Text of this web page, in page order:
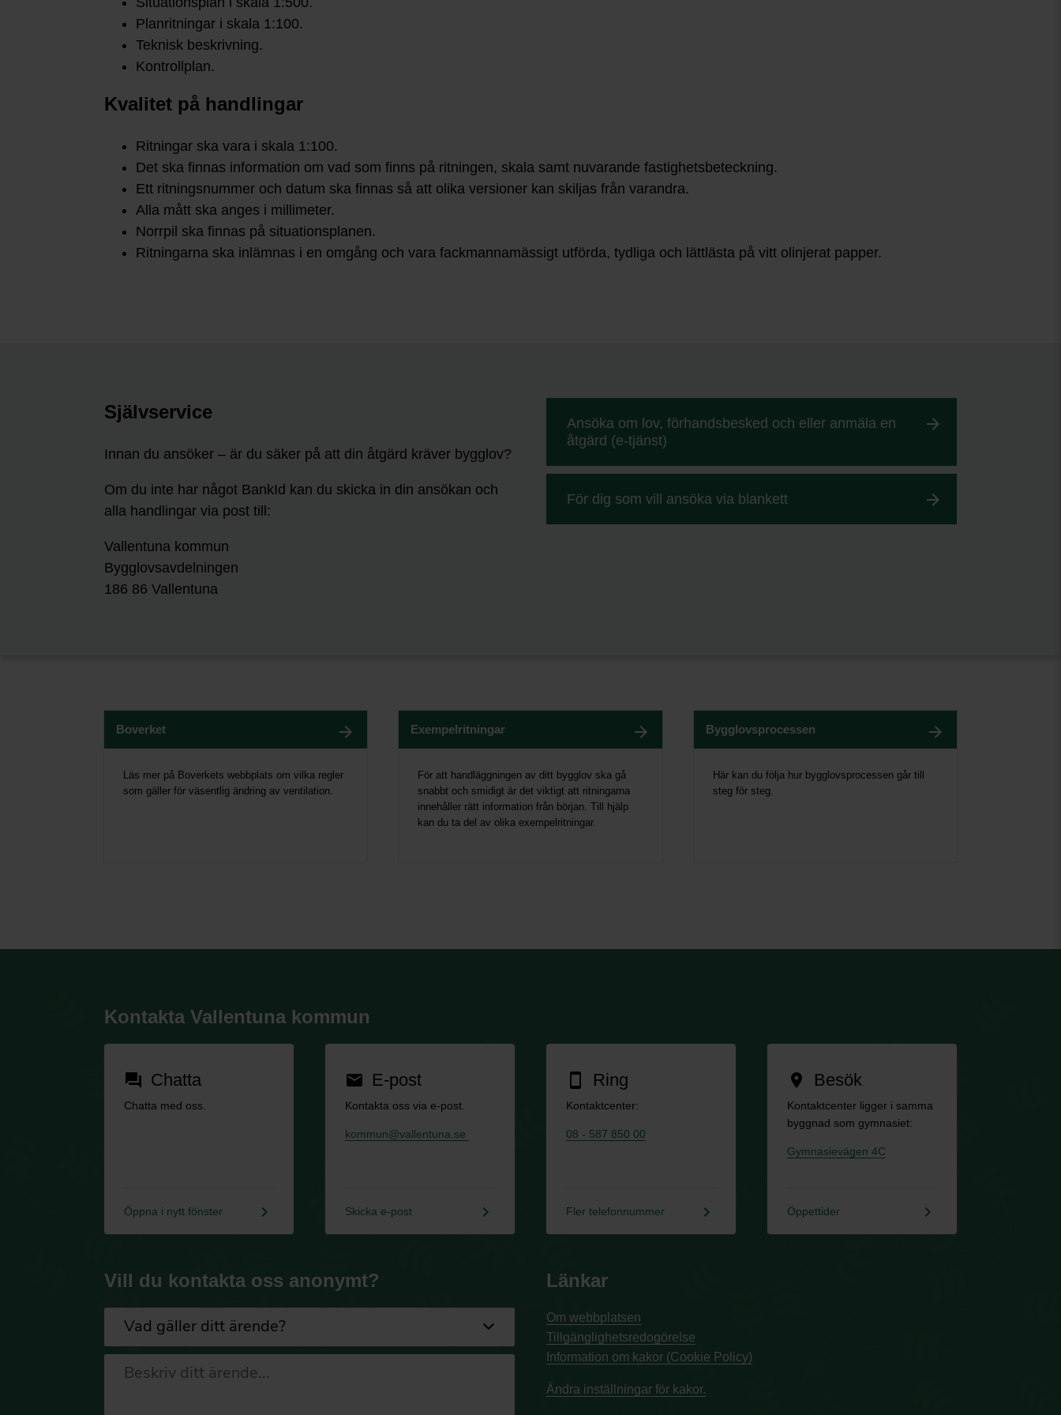
Planritningar i skala 1:100.
Teknisk beskrivning.
Kontrollplan.
Kvalitet på handlingar
Ritningar ska vara i skala 1:100.
Det ska finnas information om vad som finns på ritningen, skala samt nuvarande fastighetsbeteckning.
Ett ritningsnummer och datum ska finnas så att olika versioner kan skiljas från varandra.
Alla mått ska anges i millimeter.
Norrpil ska finnas på situationsplanen.
Ritningarna ska inlämnas i en omgång och vara fackmannamässigt utförda, tydliga och lättlästa på vitt olinjerat papper.
Självservice
Innan du ansöker – är du säker på att din åtgärd kräver bygglov?
Om du inte har något BankId kan du skicka in din ansökan och
alla handlingar via post till:
Vallentuna kommun
Bygglovsavdelningen
186 86 Vallentuna
Ansöka om lov, förhandsbesked och eller anmäla en
åtgärd (e-tjänst)
För dig som vill ansöka via blankett
Boverket
Läs mer på Boverkets webbplats om vilka regler
som gäller för väsentlig ändring av ventilation.
Exempelritningar
För att handläggningen av ditt bygglov ska gå
snabbt och smidigt är det viktigt att ritningarna
innehåller rätt information från början. Till hjälp
kan du ta del av olika exempelritningar.
Bygglovsprocessen
Här kan du följa hur bygglovsprocessen går till
steg för steg.
Kontakta Vallentuna kommun
forum Chatta
Chatta med oss.
Öppna i nytt fönster keyboard_arrow_right
email E-post
Kontakta oss via e-post.
kommun@vallentuna.se
Skicka e-post keyboard_arrow_right
smartphone Ring
Kontaktcenter:
08 - 587 850 00
Fler telefonnummer keyboard_arrow_right
location_on Besök
Kontaktcenter ligger i samma
byggnad som gymnasiet:
Gymnasievägen 4C
Öppettider keyboard_arrow_right
Vill du kontakta oss anonymt? Länkar
Om webbplatsen
Tillgänglighetsredogörelse
Information om kakor (Cookie Policy)
Ändra inställningar för kakor.